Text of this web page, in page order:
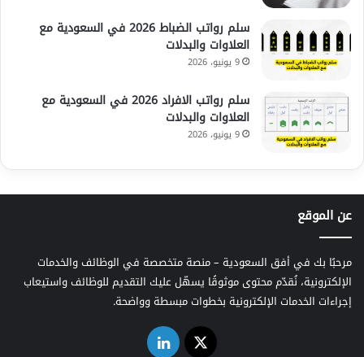
سلم رواتب الضباط 2026 في السعودية مع
العلاوات والبدلات
9 يونيو، 2026
سلم رواتب الافراد 2026 في السعودية مع
العلاوات والبدلات
9 يونيو، 2026
عن الموقع
مرحبًا بك في أفق السعودية – منصة متخصصة في الوظائف والخدمات
الإلكترونية، نُقدّم محتوى موثوقًا يسهّل عليك التقديم للوظائف واستيعاب
إجراءات الخدمات الإلكترونية بخطوات مبسطة وواضحة.
‫X لينكدإن